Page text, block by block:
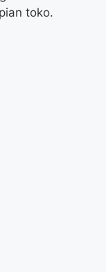
toko.